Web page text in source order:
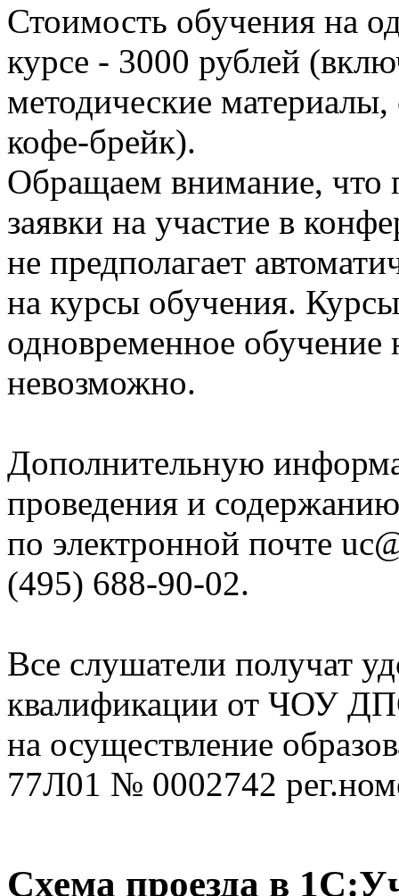
Стоимость обучения на
курсе - 3000 рублей
методические материалы,
кофе-брейк).
Обращаем внимание, что
заявки на участие в
не предполагает
на курсы обучения.
одновременное обучение
невозможно.
Дополнительную
проведения и
по электронной почте
(495) 688-90-02.
Все слушатели получат
квалификации от ЧОУ
на осуществление
77Л01 № 0002742
Схема проезда в